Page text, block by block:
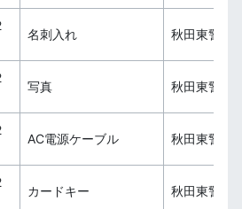
名刺入れ 秋田東警察
写真 秋田東警察
AC電源ケーブル 秋田東警察
カードキー 秋田東警察